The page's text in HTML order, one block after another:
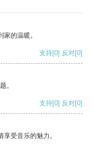
的温暖。
支持[0] 反对[0]
。
支持[0] 反对[0]
受音乐的魅力。